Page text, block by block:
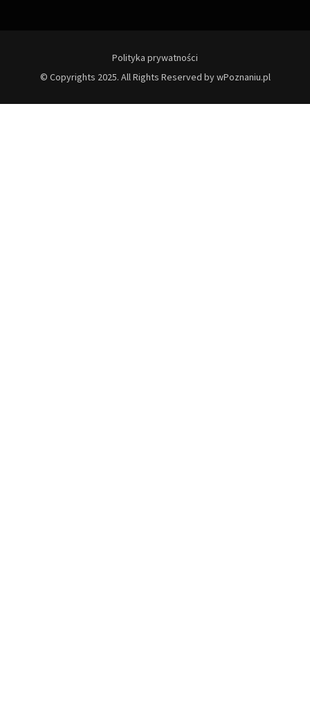
Polityka prywatności
© Copyrights 2025. All Rights Reserved by wPoznaniu.pl